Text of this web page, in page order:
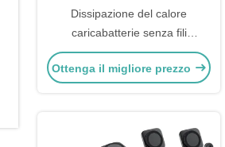
Dissipazione del calore
caricabatterie senza fili
caricabatterie veloce carica con
una mano
Ottenga il migliore prezzo